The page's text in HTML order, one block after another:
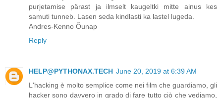
purjetamise pärast ja ilmselt kaugeltki mitte ainus kes
samuti tunneb. Lasen seda kindlasti ka lastel lugeda.
Andres-Kenno Õunap
Reply
HELP@PYTHONAX.TECH June 20, 2019 at 6:39 AM
L'hacking è molto semplice come nei film che guardiamo, gli
hacker sono davvero in grado di fare tutto ciò che vediamo,